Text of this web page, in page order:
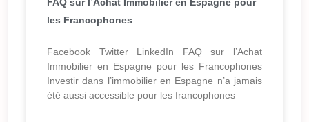
FAQ sur l’Achat Immobilier en Espagne pour
les Francophones
Facebook Twitter LinkedIn FAQ sur l’Achat
Immobilier en Espagne pour les Francophones
Investir dans l’immobilier en Espagne n’a jamais
été aussi accessible pour les francophones